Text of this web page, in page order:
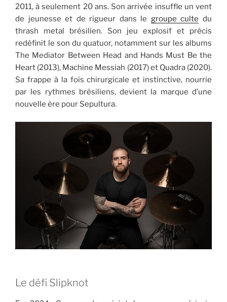
2011, à seulement 20 ans. Son arrivée insuffle un vent
de jeunesse et de rigueur dans le groupe culte du
thrash metal brésilien. Son jeu explosif et précis
redéfinit le son du quatuor, notamment sur les albums
The Mediator Between Head and Hands Must Be the
Heart (2013), Machine Messiah (2017) et Quadra (2020).
Sa frappe à la fois chirurgicale et instinctive, nourrie
par les rythmes brésiliens, devient la marque d’une
nouvelle ère pour Sepultura.
Le défi Slipknot